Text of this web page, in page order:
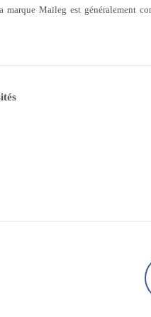
marque Maileg est généralement